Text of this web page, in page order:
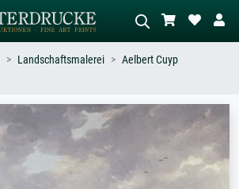
Werktiteln
Welle
Beschreiben Sie die Szene – z.B. Grüne
Wiese, Abstrakt mit viel Rot, Dunkles
Ölgemälde, Stehender Akt neben einem
Landschaftsmalerei
Aelbert Cuyp